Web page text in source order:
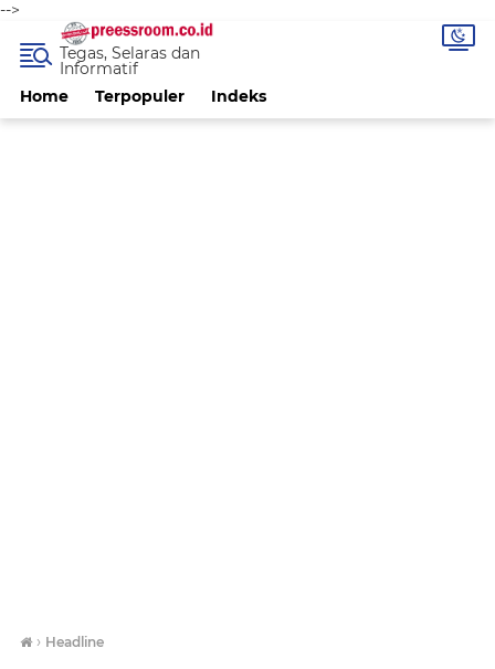
-->
Home Terpopuler Indeks
Tegas, Selaras dan
Informatif
› Headline